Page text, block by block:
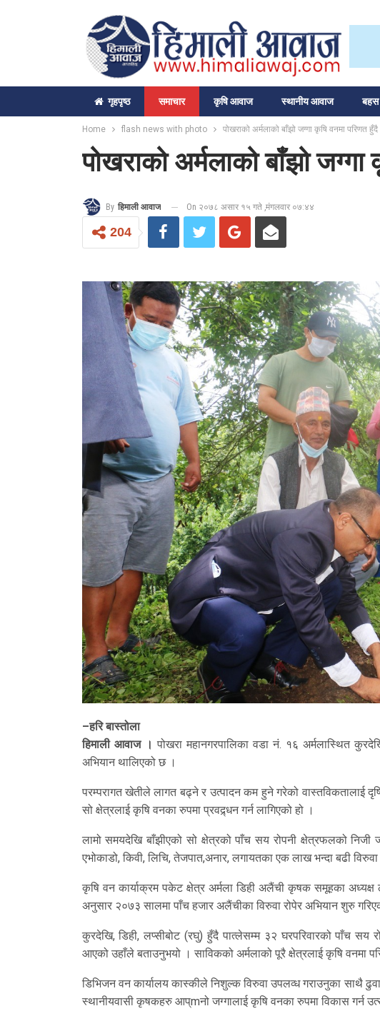
गृहपृष्‍ठ समाचार कृषि आवाज स्थानीय आवाज बहस
Home flash news with photo पोखराको अर्मलाको बाँझो जग्गा कृषि वनमा परिणत हुँदै
पोखराको अर्मलाको बाँझो
By हिमाली आवाज On २०७८ असार १५ गते ,मंगलवार ०७:४४
204
–हरि बास्तोला
हिमाली आवाज । पोखरा महानगरपालिका वडा नं. १६ अर्मलास्थित
अभियान थालिएको छ ।
परम्परागत खेतीले लागत बढ्ने र उत्पादन कम हुने गरेको वास्तविकतालाई
सो क्षेत्रलाई कृषि वनका रुपमा प्रवद्र्धन गर्न लागिएको हो ।
लामो समयदेखि बाँझीएको सो क्षेत्रको पाँच सय रोपनी क्षेत्रफलको निजी
एभोकाडो, किवी, लिचि, तेजपात,अनार, लगायतका एक लाख भन्दा बढी विरुवा
कृषि वन कार्याक्रम पकेट क्षेत्र अर्मला डिही अलैंची कृषक समूहका अध्यक्ष
अनुसार २०७३ सालमा पाँच हजार अलैंचीका विरुवा रोपेर अभियान शुरु
कुरदेखि, डिही, लप्सीबोट (रघु) हुँदै पात्लेसम्म ३२ घरपरिवारको पाँच सय
आएको उहाँले बताउनुभयो । साविकको अर्मलाको पूरै क्षेत्रलाई कृषि वनमा
डिभिजन वन कार्यालय कास्कीले निशुल्क विरुवा उपलव्ध गराउनुका साथै
स्थानीयवासी कृषकहरु आप्mनो जग्गालाई कृषि वनका रुपमा विकास गर्न